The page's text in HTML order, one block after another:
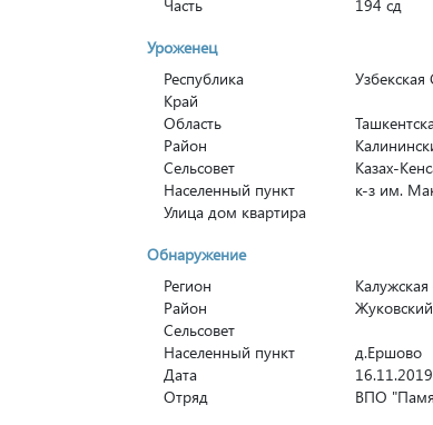
Часть
194 сд
Уроженец
Республика
Край
Область
Район
Сельсовет
Казах-
Населенный пункт
к-з им.
Улица дом квартира
Обнаружение
Регион
Район
Сельсовет
Населенный пункт
д.Ершово
Дата
16.11.2019
Отряд
ВПО